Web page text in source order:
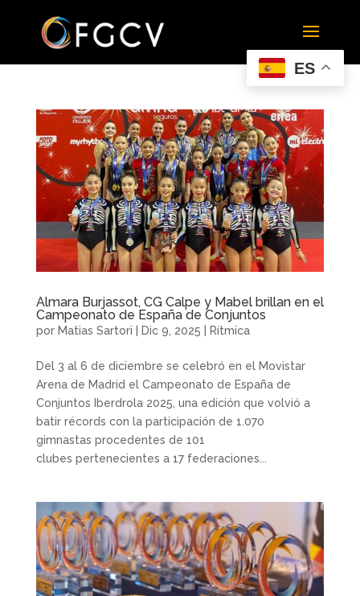
Almara Burjassot, CG Calpe y Mabel brillan en el
Campeonato de España de Conjuntos
por Matias Sartori | Dic 9, 2025 | Rítmica
Del 3 al 6 de diciembre se celebró en el Movistar
Arena de Madrid el Campeonato de España de
Conjuntos Iberdrola 2025, una edición que volvió a
batir récords con la participación de 1.070
gimnastas procedentes de 101
clubes pertenecientes a 17 federaciones...
ES